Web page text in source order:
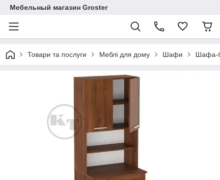
Мебельный магазин Groster
Товари та послуги Меблі для дому Шафи Шафа-